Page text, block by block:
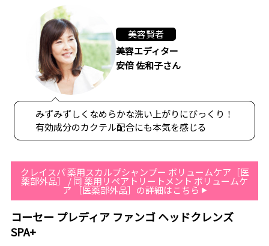
美容賢者
美容エディター
安倍 佐和子さん
みずみずしくなめらかな洗い上がりにびっくり！
有効成分のカクテル配合にも本気を感じる
クレイスパ 薬用スカルプシャンプー ボリュームケア［医
薬部外品］ / 同 薬用リペアトリートメント ボリュームケ
ア ［医薬部外品］の詳細はこちら
コーセー プレディア ファンゴ ヘッドクレンズ
SPA+